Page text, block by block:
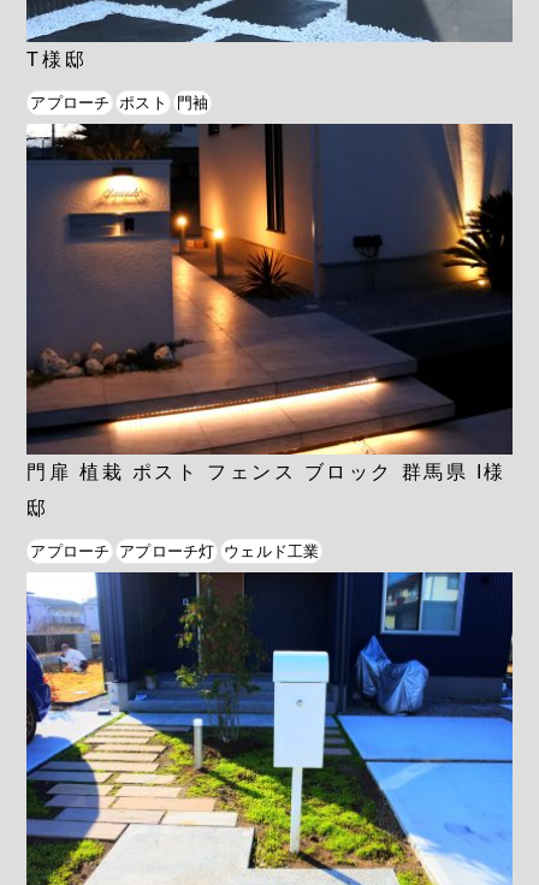
T様邸
アプローチ ポスト 門袖
門扉 植栽 ポスト フェンス ブロック 群馬県 I様
邸
アプローチ アプローチ灯 ウェルド工業